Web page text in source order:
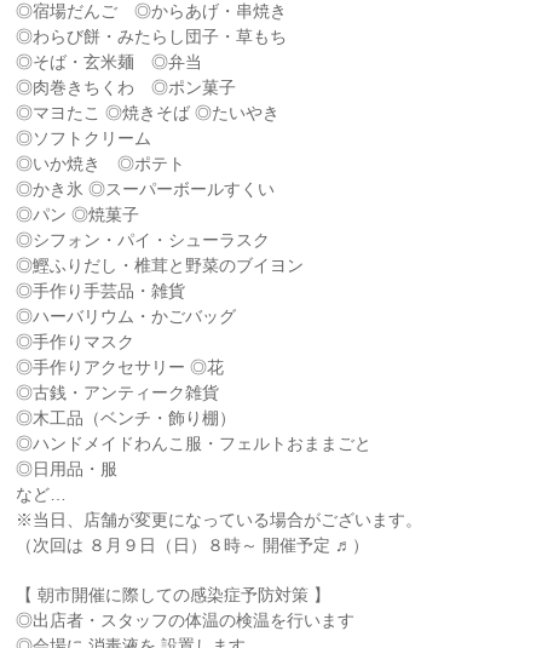
◎宿場だんご ◎からあげ・串焼き
◎わらび餅・みたらし団子・草もち
◎そば・玄米麺 ◎弁当
◎肉巻きちくわ ◎ポン菓子
◎マヨたこ ◎焼きそば ◎たいやき
◎ソフトクリーム
◎いか焼き ◎ポテト
◎かき氷 ◎スーパーボールすくい
◎パン ◎焼菓子
◎シフォン・パイ・シューラスク
◎鰹ふりだし・椎茸と野菜のブイヨン
◎手作り手芸品・雑貨
◎ハーバリウム・かごバッグ
◎手作りマスク
◎手作りアクセサリー ◎花
◎古銭・アンティーク雑貨
◎木工品（ベンチ・飾り棚）
◎ハンドメイドわんこ服・フェルトおままごと
◎日用品・服
など…
※当日、店舗が変更になっている場合がございます。
（次回は ８月９日（日）８時～ 開催予定 ♬）
【 朝市開催に際しての感染症予防対策 】
◎出店者・スタッフの体温の検温を行います